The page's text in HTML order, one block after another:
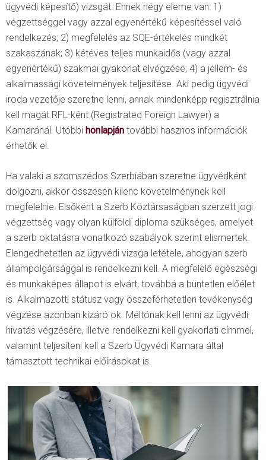
ügyvédi képesítő) vizsgát. Ennek négy eleme van: 1)
végzettséggel vagy azzal egyenértékű képesítéssel való
rendelkezés; 2) megfelelés az SQE-értékelés mindkét
szakaszának; 3) kétéves teljes munkaidős (vagy azzal
egyenértékű) szakmai gyakorlat elvégzése; 4) a jellem- és
alkalmassági követelmények teljesítése. Aki pedig ügyvédi
iroda vezetője szeretne lenni, annak mindenképp regisztrálnia
kell magát RFL-ként (Registrated Foreign Lawyer) a
Kamaránál. Utóbbi honlapján további hasznos információk
érhetők el.
Ha valaki a szomszédos Szerbiában szeretne ügyvédként
dolgozni, akkor összesen kilenc követelménynek kell
megfelelnie. Elsőként a Szerb Köztársaságban szerzett jogi
végzettség vagy olyan külföldi diploma szükséges, amelyet
a szerb oktatásra vonatkozó szabályok szerint elismertek.
Elengedhetetlen az ügyvédi vizsga letétele, ahogyan szerb
állampolgársággal is rendelkezni kell. A megfelelő egészségi
és munkaképes állapot is elvárt, továbbá a büntetlen előélet
is. Alkalmazotti státusz vagy összeférhetetlen tevékenység
végzése azonban kizáró ok. Méltónak kell lenni az ügyvédi
hivatás végzésére, illetve rendelkezni kell gyakorlati címmel,
valamint teljesíteni kell a Szerb Ügyvédi Kamara által
támasztott technikai előírásokat is.